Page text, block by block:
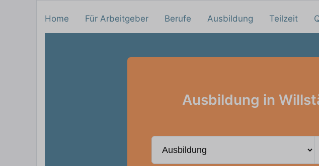
Home Für Arbeitgeber Berufe Ausbildung Teilzeit
Ausbildung in